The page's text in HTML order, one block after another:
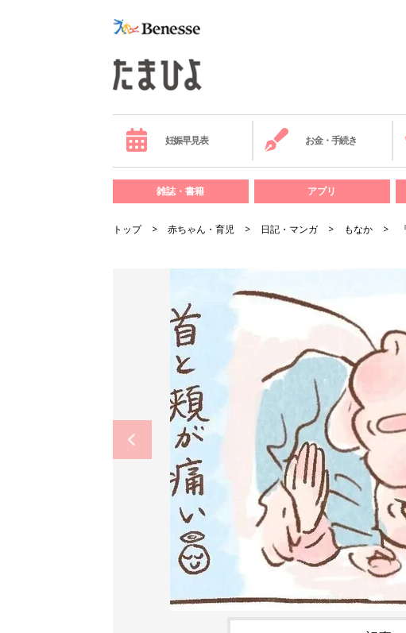
妊娠早見表 お金・手続き
雑誌・書籍 アプリ
トップ 赤ちゃん・育児 日記・マンガ もなか